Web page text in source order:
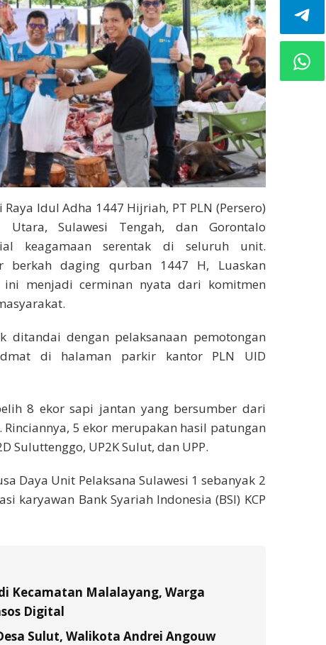
Idul Adha 1447 Hijriah, PT PLN (Persero)
Sulawesi Tengah, dan Gorontalo
keagamaan serentak di seluruh unit.
berkah daging qurban 1447 H, Luaskan
ini menjadi cerminan nyata dari komitmen
dengan pelaksanaan pemotongan
di halaman parkir kantor PLN UID
8 ekor sapi jantan yang bersumber dari
5 ekor merupakan hasil patungan
Suluttenggo, UP2K Sulut, dan UPP.
Daya Unit Pelaksana Sulawesi 1 sebanyak 2
karyawan Bank Syariah Indonesia (BSI) KCP
Kecamatan Malalayang, Warga
Digital
Sulut, Walikota Andrei Angouw